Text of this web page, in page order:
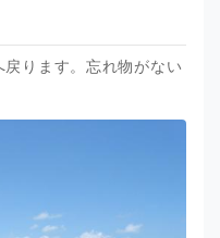
ります。忘れ物がない